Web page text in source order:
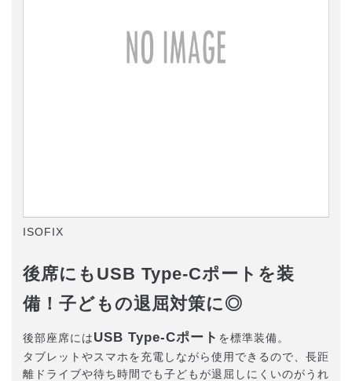
ISOFIX
後席にもUSB Type-Cポートを装
備！子どもの退屈対策に◎
後部座席にはUSB Type-Cポート を標準装備。
タブレットやスマホを充電しながら使用できるので、長距
離ドライブや待ち時間でも子どもが退屈しにくいのがうれ